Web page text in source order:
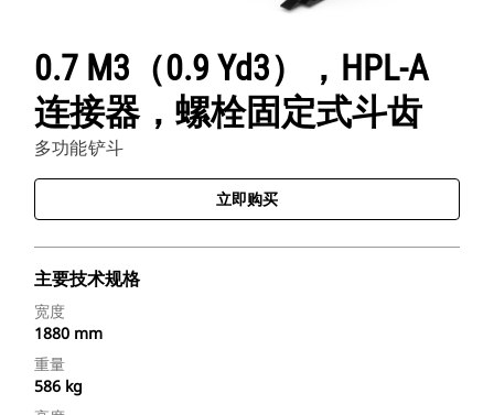
0.7 M3（0.9 Yd3），HPL-A
连接器，螺栓固定式斗齿
多功能铲斗
立即购买
主要技术规格
宽度
1880 mm
重量
586 kg